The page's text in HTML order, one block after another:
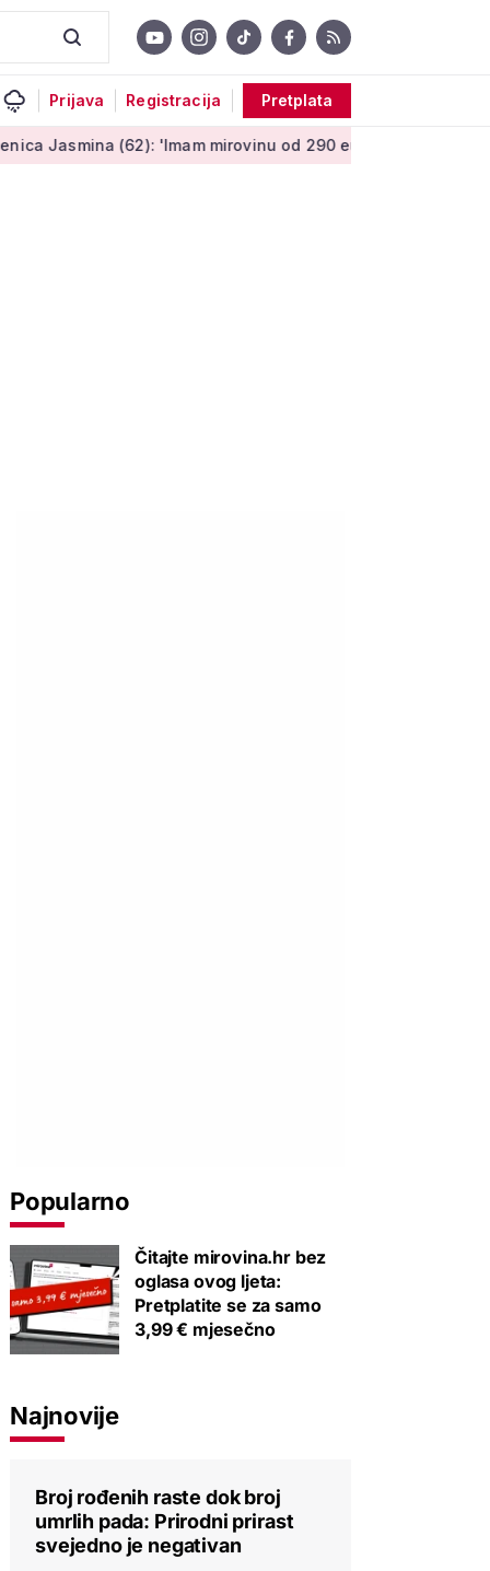
Prijava Registracija Pretplata
'Imam mirovinu od 290 eura, a dobijem i socijalnu
Popularno
Čitajte mirovina.hr bez
oglasa ovog ljeta:
Pretplatite se za samo
3,99 € mjesečno
Najnovije
Broj rođenih raste dok broj
umrlih pada: Prirodni prirast
svejedno je negativan